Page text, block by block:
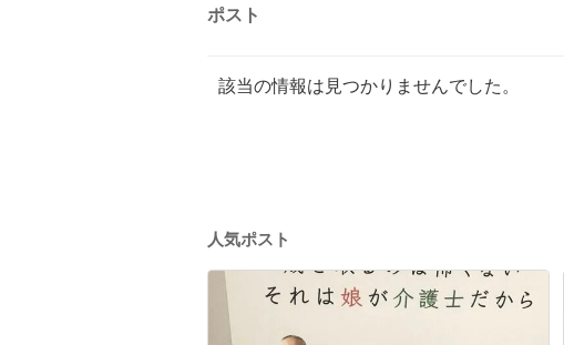
ポスト
該当の情報は見つかりませんでした。
人気ポスト